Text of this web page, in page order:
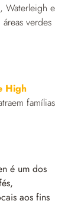
, Waterleigh e
verdes
High
famílias
é um dos
aos fins